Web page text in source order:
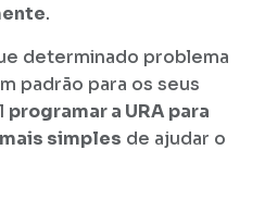
.
determinado problema
padrão para os seus
programar a URA para
simples de ajudar o